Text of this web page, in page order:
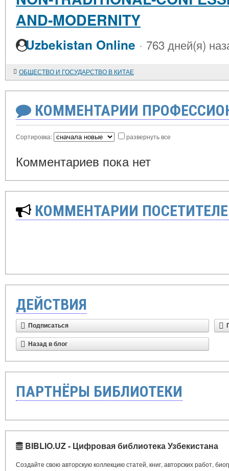
AND-MODERNITY
Uzbekistan Online · 763 дней(я)
ОБЩЕСТВО И ГОСУДАРСТВО В КИТАЕ
КОММЕНТАРИИ
Сортировка: развернуть все
Комментариев пока нет
КОММЕНТАРИИ
ДЕЙСТВИЯ
Подписаться
Назад в блог
ПАРТНЁРЫ БИБЛИОТЕКИ
BIBLIO.UZ - Цифровая библиотека Узбекистана
Создайте свою авторскую коллекцию статей, книг, авторских работ,